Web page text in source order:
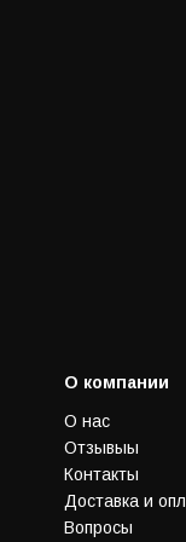
О компании
О нас
Отзывыы
Контакты
Доставка и
Вопросы